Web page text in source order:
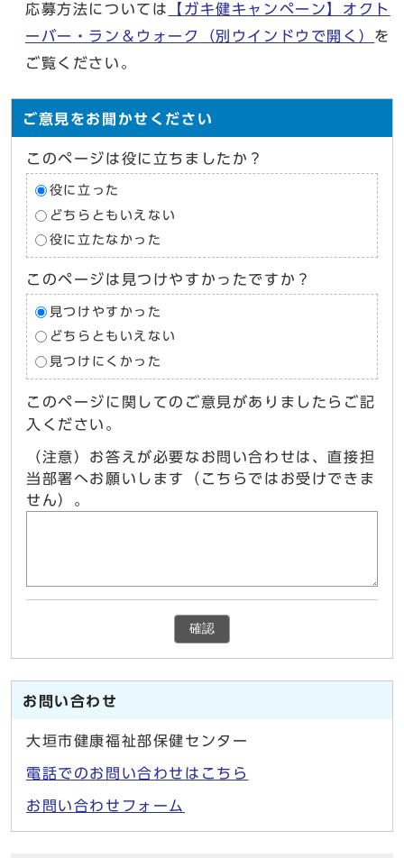
応募方法については
【ガキ健キャンペーン】オクト
ーバー・ラン＆ウォーク
（別ウインドウで開く） を
ご覧ください。
ご意見をお聞かせください
このページは役に立ちましたか？
役に立った
どちらともいえない
役に立たなかった
このページは見つけやすかったですか？
見つけやすかった
どちらともいえない
見つけにくかった
このページに関してのご意見がありましたらご記
入ください。
（注意）お答えが必要なお問い合わせは、直接担
当部署へお願いします（こちらではお受けできま
せん）。
確認
お問い合わせ
大垣市健康福祉部保健センター
電話でのお問い合わせはこちら
お問い合わせフォーム